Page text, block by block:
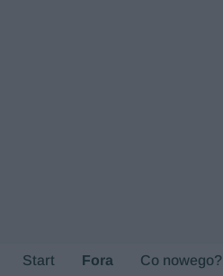
Start Fora Co nowego?